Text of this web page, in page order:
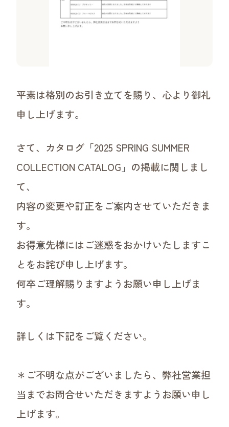
ワークショップについて
デジタルカタログ
販促POPダウンロード
お取引について
平素は格別のお引き立てを賜り、心より御礼
申し上げます。
さて、カタログ「2025 SPRING SUMMER
COLLECTION CATALOG」の掲載に関しまし
て、
内容の変更や訂正をご案内させていただきま
す。
お得意先様にはご迷惑をおかけいたしますこ
とをお詫び申し上げます。
何卒ご理解賜りますようお願い申し上げま
す。
詳しくは下記をご覧ください。
＊ご不明な点がございましたら、弊社営業担
当までお問合せいただきますようお願い申し
上げます。